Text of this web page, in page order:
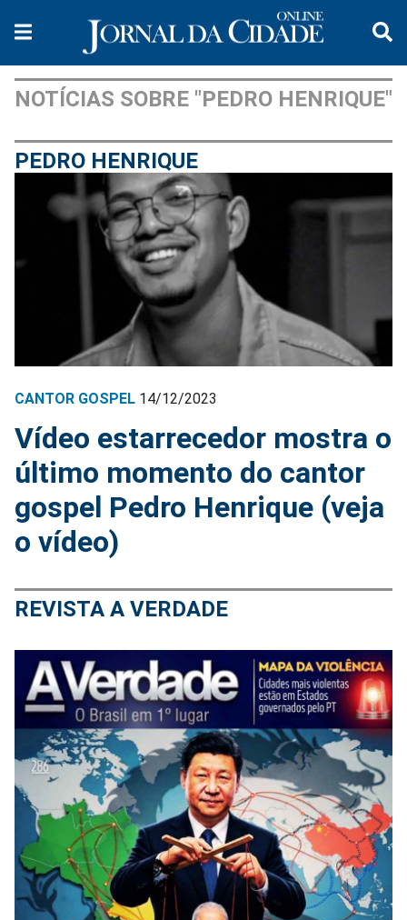
NOTÍCIAS SOBRE "PEDRO HENRIQUE"
PEDRO HENRIQUE
CANTOR GOSPEL 14/12/2023
Vídeo estarrecedor mostra o
último momento do cantor
gospel Pedro Henrique (veja
o vídeo)
REVISTA A VERDADE